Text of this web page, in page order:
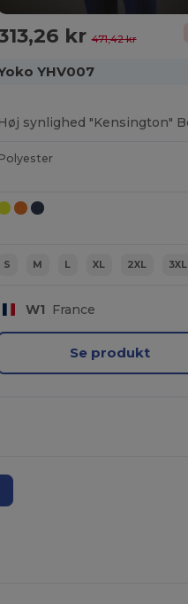
kr471,42 kr
YHV007
Polyester
S M L XL 2XL 3XL
W1 France
Se produkt